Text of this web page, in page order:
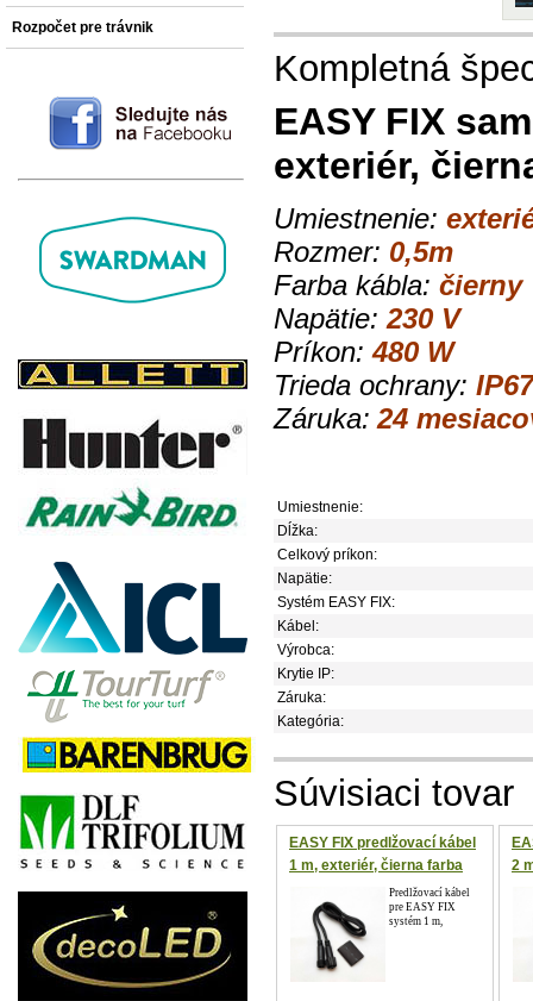
Rozpočet pre trávnik
Kompletná
EASY FIX s
exteriér,
Umiestnenie:
Rozmer: 0,5m
Farba kábla: čierny
Napätie: 230 V
Príkon:480 W
Trieda ochrany: IP67
Záruka: 24
Umiestnenie:
Dĺžka:
Celkový príkon:
Napätie:
Systém EASY FIX:
Kábel:
Výrobca:
Krytie IP:
Záruka:
Kategória:
Súvisiaci tovar
EASY FIX predlžovací kábel
1 m, exteriér, čierna farba
Predlžovací kábel
pre EASY FIX
systém 1 m,
2